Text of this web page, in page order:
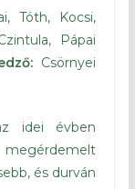
Tóth, Kocsi,
Pápai
Csörnyei
idei évben
és durván